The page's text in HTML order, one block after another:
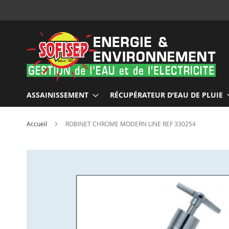
au
contenu
ASSAINISSEMENT RÉCUPÉRATEUR D’EAU DE PLUIE
Accueil ROBINET CHROME MODERN LINE REF 330254